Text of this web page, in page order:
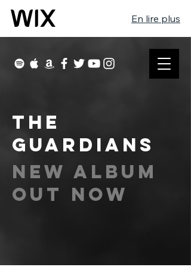
En lire plus